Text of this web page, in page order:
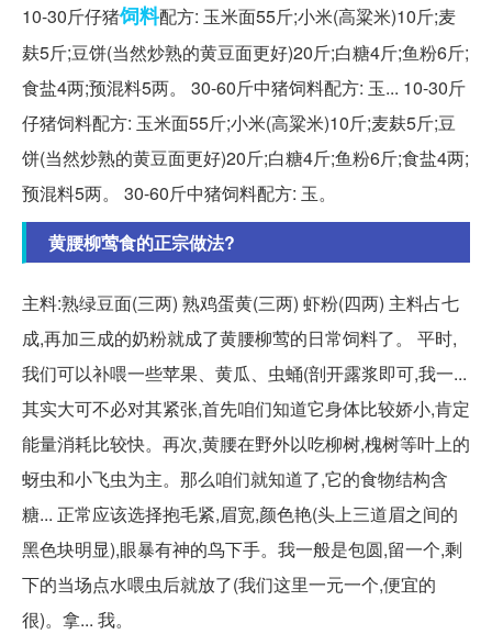
10-30斤仔猪饲料配方: 玉米面55斤;小米(高粱米)10斤;麦
麸5斤;豆饼(当然炒熟的黄豆面更好)20斤;白糖4斤;鱼粉6斤;
食盐4两;预混料5两。 30-60斤中猪饲料配方: 玉... 10-30斤
仔猪饲料配方: 玉米面55斤;小米(高粱米)10斤;麦麸5斤;豆
饼(当然炒熟的黄豆面更好)20斤;白糖4斤;鱼粉6斤;食盐4两;
预混料5两。 30-60斤中猪饲料配方: 玉。
黄腰柳莺食的正宗做法?
主料:熟绿豆面(三两) 熟鸡蛋黄(三两) 虾粉(四两) 主料占七
成,再加三成的奶粉就成了黄腰柳莺的日常饲料了。 平时,
我们可以补喂一些苹果、黄瓜、虫蛹(剖开露浆即可,我一...
其实大可不必对其紧张,首先咱们知道它身体比较娇小,肯定
能量消耗比较快。再次,黄腰在野外以吃柳树,槐树等叶上的
蚜虫和小飞虫为主。那么咱们就知道了,它的食物结构含
糖... 正常应该选择抱毛紧,眉宽,颜色艳(头上三道眉之间的
黑色块明显),眼暴有神的鸟下手。我一般是包圆,留一个,剩
下的当场点水喂虫后就放了(我们这里一元一个,便宜的
很)。拿... 我。